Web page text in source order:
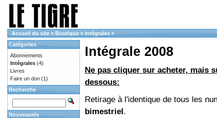
Accueil du site » Boutique » Intégrales »
Intégrale 2008
Ne pas cliquer sur acheter, mais
dessous:
Retirage à l'identique de tous les
bimestriel.
Catégories
Abonnements
Intégrales (4)
Livres
Faire un don (1)
Recherche
Nouveautés